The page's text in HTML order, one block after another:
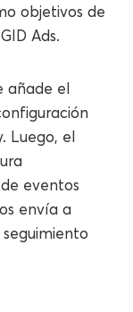
objetivos de
Ads.
añade el
Luego, el
eventos
envía a